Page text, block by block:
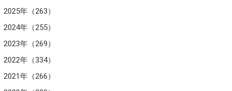
2025年（263）
2024年（255）
2023年（269）
2022年（334）
2021年（266）